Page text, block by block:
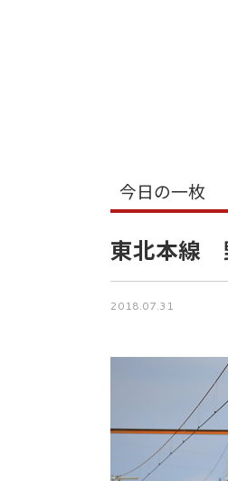
今日の一枚
東北本線
2018.07.31